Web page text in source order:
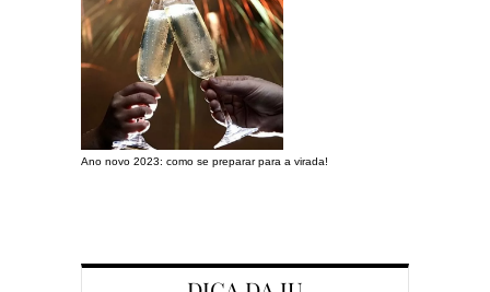
Ano novo 2023: como se preparar para a virada!